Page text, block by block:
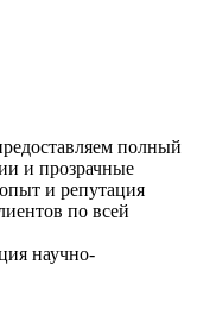
полный
и прозрачные
и репутация
по всей
научно-